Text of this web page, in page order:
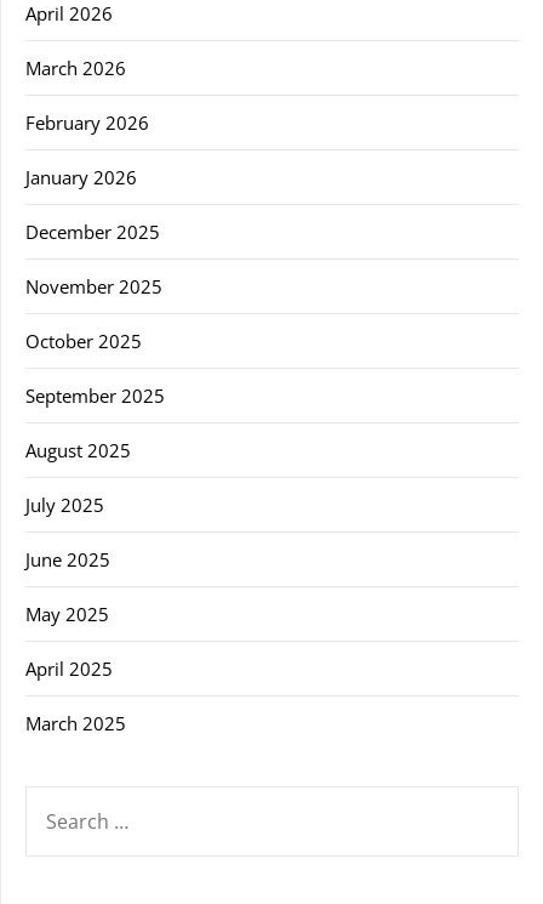
April 2026
March 2026
February 2026
January 2026
December 2025
November 2025
October 2025
September 2025
August 2025
July 2025
June 2025
May 2025
April 2025
March 2025
FOR: